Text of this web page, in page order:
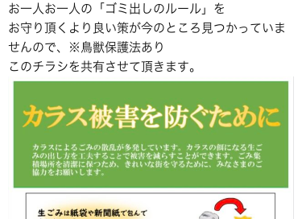
お一人お一人の「ゴミ出しのルール」を
お守り頂くより良い策が今のところ見つかっていま
せんので、※鳥獣保護法あり
このチラシを共有させて頂きます。